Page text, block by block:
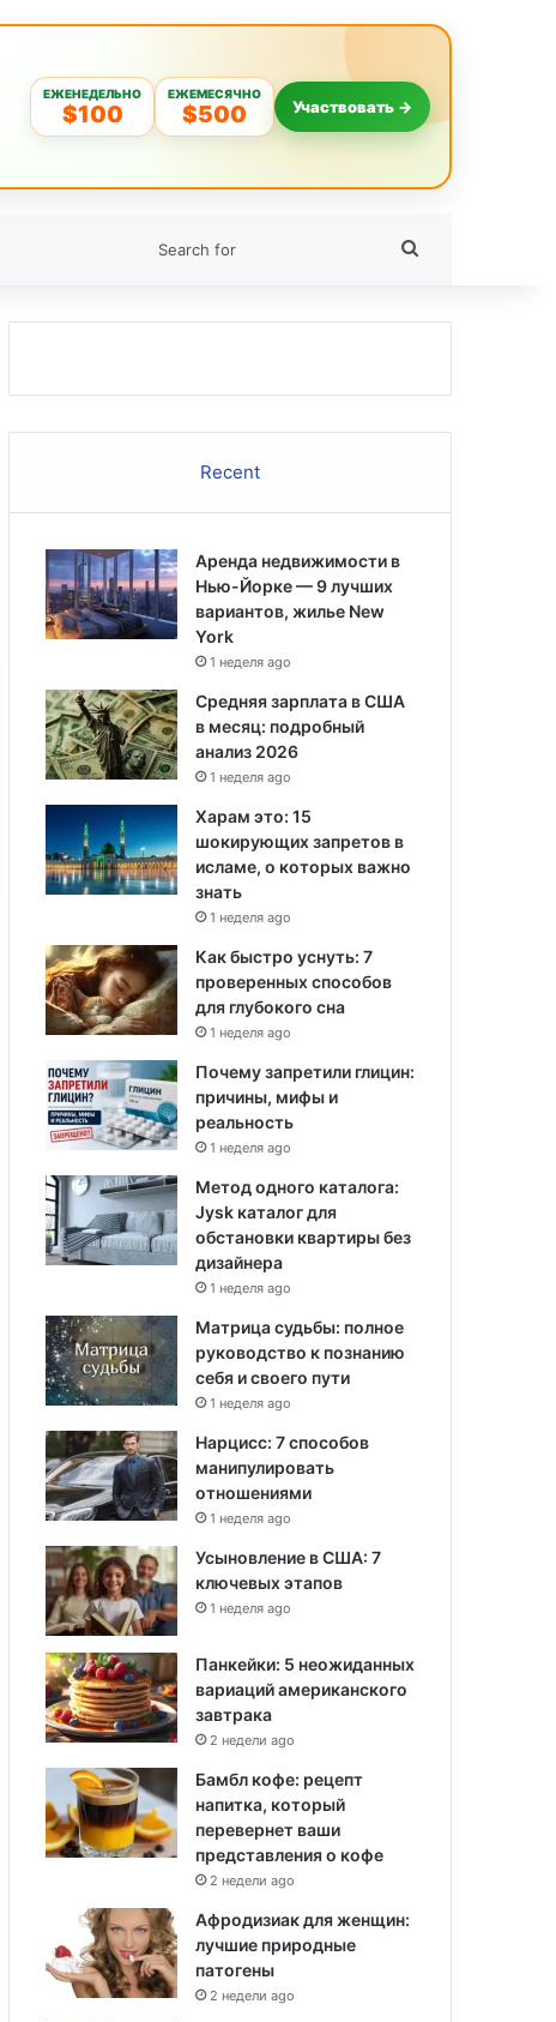
ЕЖЕНЕДЕЛЬНО
$100
ЕЖЕМЕСЯЧНО
$500 Участвовать →
Recent
Аренда недвижимости в
Нью-Йорке — 9 лучших
вариантов, жилье New
York
1 неделя ago
Средняя зарплата в США
в месяц: подробный
анализ 2026
1 неделя ago
Харам это: 15
шокирующих запретов в
исламе, о которых важно
знать
1 неделя ago
Как быстро уснуть: 7
проверенных способов
для глубокого сна
1 неделя ago
Почему запретили глицин:
причины, мифы и
реальность
1 неделя ago
Метод одного каталога:
Jysk каталог для
обстановки квартиры без
дизайнера
1 неделя ago
Матрица судьбы: полное
руководство к познанию
себя и своего пути
1 неделя ago
Нарцисс: 7 способов
манипулировать
отношениями
1 неделя ago
Усыновление в США: 7
ключевых этапов
1 неделя ago
Панкейки: 5 неожиданных
вариаций американского
завтрака
2 недели ago
Бамбл кофе: рецепт
напитка, который
перевернет ваши
представления о кофе
2 недели ago
Афродизиак для женщин:
лучшие природные
патогены
2 недели ago